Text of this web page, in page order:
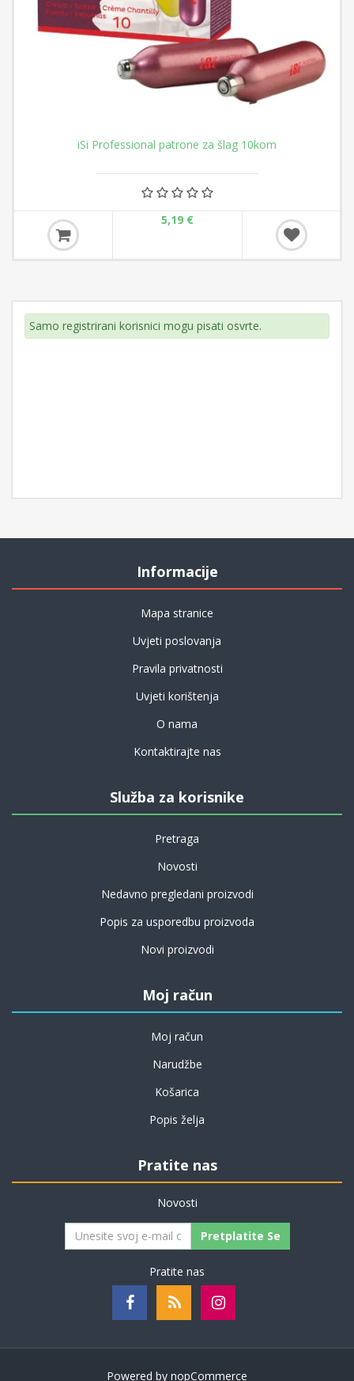
iSi Professional patrone za šlag 10kom
5,19 €
Samo registrirani korisnici mogu pisati osvrte.
Informacije
Mapa stranice
Uvjeti poslovanja
Pravila privatnosti
Uvjeti korištenja
O nama
Kontaktirajte nas
Služba za korisnike
Pretraga
Novosti
Nedavno pregledani proizvodi
Popis za usporedbu proizvoda
Novi proizvodi
Moj račun
Moj račun
Narudžbe
Košarica
Popis želja
Pratite nas
Novosti
Pretplatite Se
Pratite nas
Powered by nopCommerce